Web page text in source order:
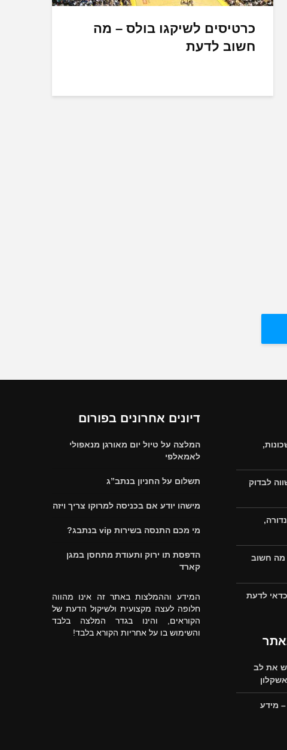
כרטיסים לשיקגו בולס – מה
חשוב לדעת
לבדוק
מה חשוב
לדעת
את לב
– מידע
דיונים אחרונים בפורום
המלצה על טיול יום מאורגן מנאפולי
לאמאלפי
תשלום על החניון בנתב”ג
מישהו יודע אם בכניסה למרוקו צריך ויזה
מי מכם התנסה בשירות vip בנתבג?
הדפסת תו ירוק ותעודת מתחסן במגן
קארד
המידע וההמלצות באתר זה אינו מהווה
חלופה לעצה מקצועית ולשיקול הדעת של
הקוראים, והינו בגדר המלצה בלבד
והשימוש בו על אחריות הקורא בלבד!